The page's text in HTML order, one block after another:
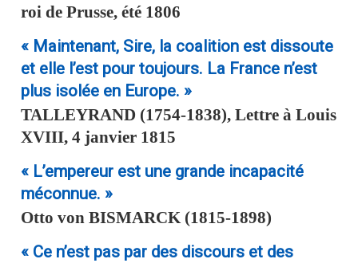
roi de Prusse, été 1806
« Maintenant, Sire, la coalition est dissoute
et elle l’est pour toujours. La France n’est
plus isolée en Europe. »
TALLEYRAND (1754-1838), Lettre à Louis
XVIII, 4 janvier 1815
« L’empereur est une grande incapacité
méconnue. »
Otto vonBISMARCK (1815-1898)
« Ce n’est pas par des discours et des